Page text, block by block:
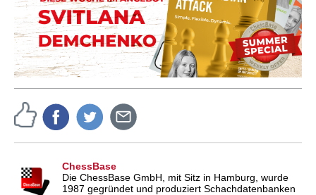
ChessBase
Die ChessBase GmbH, mit Sitz in Hamburg, wurde
1987 gegründet und produziert Schachdatenbanken